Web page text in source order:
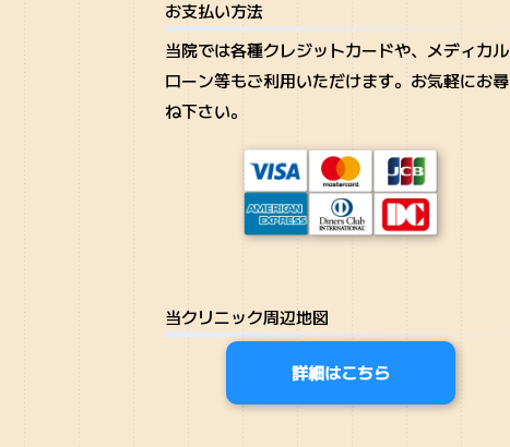
お支払い方法
当院では各種クレジットカードや、メディカル
ローン等もご利用いただけます。お気軽にお尋
ね下さい。
当クリニック周辺地図
詳細はこちら